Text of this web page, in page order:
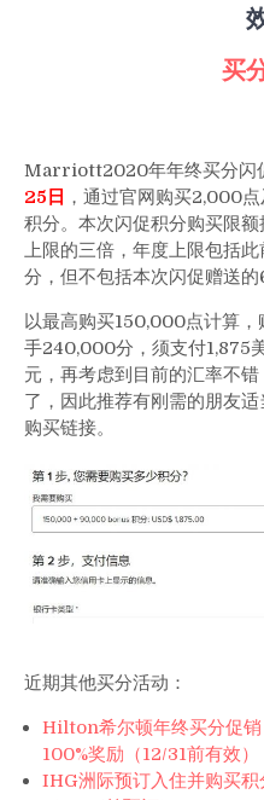
买
Marriott2020年年终买分闪
25日 ，通过官网购买2,000
积分。本次闪促积分购买限
上限的三倍，年度上限包括
分，但不包括本次闪促赠送的
以最高购买150,000点计算
手240,000分，须支付1,875
元，再考虑到目前的汇率不
了，因此推荐有刚需的朋友
购买链接。
近期其他买分活动：
Hilton希尔顿年终买分促
100%奖励（12/31前有效）
IHG洲际预订入住并购买